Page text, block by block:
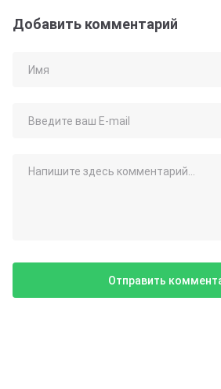
Добавить комментарий